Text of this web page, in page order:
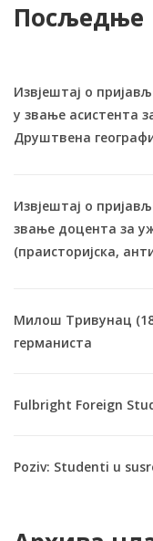
Посљедње
Извјештај о
у звање асистента
Друштвена
Извјештај о
звање доцента за
(праисторијска,
Милош Тривунац
германиста
Fulbright Foreign
Poziv: Studenti u